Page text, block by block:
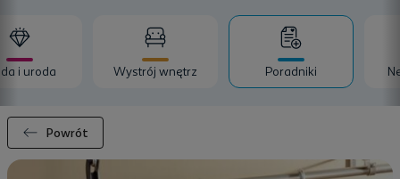
i uroda Wystrój wnętrz Poradniki
Powrót